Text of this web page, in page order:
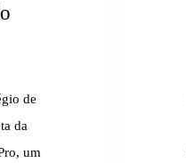
de
da
um